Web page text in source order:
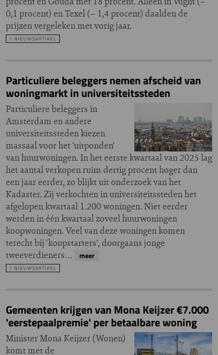
0,1 procent) en Texel (– 1,4 procent) daalden de
prijzen vergeleken met vorig jaar.
1 NIEUWSARTIKEL
Particuliere beleggers nemen afscheid van
woningmarkt in universiteitssteden
Particuliere beleggers in
Amsterdam en andere
universiteitssteden kiezen
massaal voor het ‘uitponden’
van huurwoningen. In het eerste kwartaal van 2025 lag
het aantal verkopen ruim dertig procent hoger dan
een jaar eerder, zo blijkt uit onderzoek van het
Kadaster. Zij verkochten in universiteitssteden het
afgelopen kwartaal 1.200 woningen. Niet eerder
werden in één kwartaal zoveel huurwoningen
koopwoningen. Veel van deze woningen komen
terecht bij ‘koopstarters’, doorgaans jonge
tweeverdieners…
meer
1 NIEUWSARTIKEL
Gemeenten krijgen van Mona Keijzer €7.000
'eerstepaalpremie' per betaalbare woning
Minister Mona Keijzer (Wonen)
komt met de